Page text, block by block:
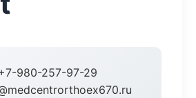
980-257-97-29